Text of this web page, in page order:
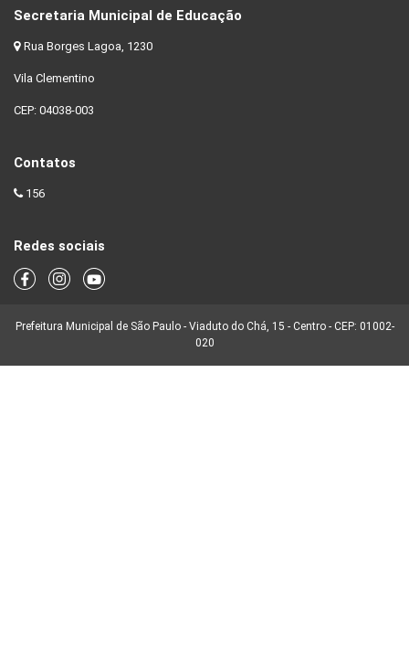
Secretaria Municipal de Educação
Rua Borges Lagoa, 1230
Vila Clementino
CEP: 04038-003
Contatos
156
Redes sociais
Prefeitura Municipal de São Paulo - Viaduto do Chá, 15 - Centro - CEP: 01002-
020